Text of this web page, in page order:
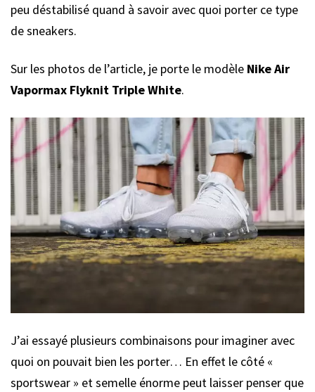
peu déstabilisé quand à savoir avec quoi porter ce type
de sneakers.
Sur les photos de l’article, je porte le modèle Nike Air
Vapormax Flyknit Triple White.
J’ai essayé plusieurs combinaisons pour imaginer avec
quoi on pouvait bien les porter… En effet le côté «
sportswear » et semelle énorme peut laisser penser que